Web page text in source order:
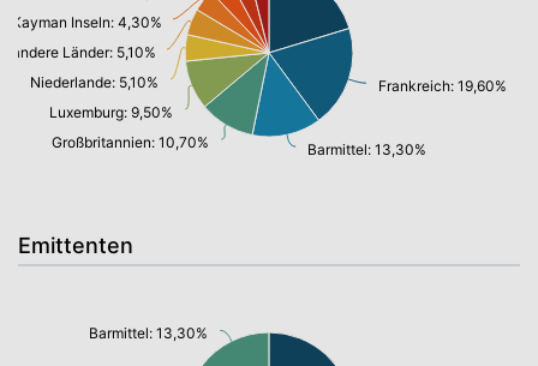
Frankreich: 19,60%
Barmittel: 13,30%
Großbritannien: 10,70%
Luxemburg: 9,50%
Niederlande: 5,10%
andere Länder: 5,10%
Kayman Inseln: 4,30%
Emittenten
Barmittel: 13,30%